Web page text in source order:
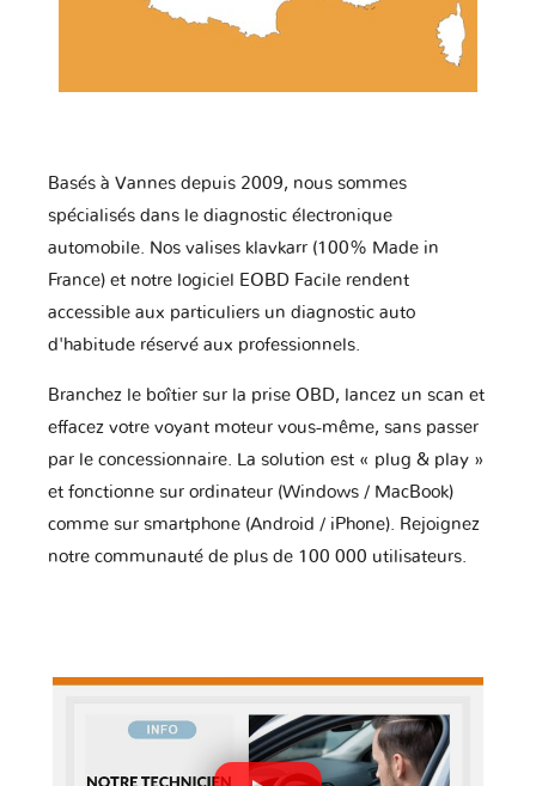
Basés à Vannes depuis 2009, nous sommes
spécialisés dans le diagnostic électronique
automobile. Nos valises klavkarr (100% Made in
France) et notre logiciel EOBD Facile rendent
accessible aux particuliers un diagnostic auto
d'habitude réservé aux professionnels.
Branchez le boîtier sur la prise OBD, lancez un scan et
effacez votre voyant moteur vous-même, sans passer
par le concessionnaire. La solution est « plug & play »
et fonctionne sur ordinateur (Windows / MacBook)
comme sur smartphone (Android / iPhone). Rejoignez
notre communauté de plus de 100 000 utilisateurs.